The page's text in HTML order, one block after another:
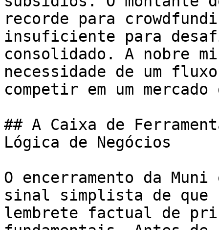
recorde para
insuficiente para
consolidado. A nobre
necessidade de um
competir em um
## A Caixa de
Lógica de Negócios
O encerramento da
sinal simplista de que
lembrete factual de